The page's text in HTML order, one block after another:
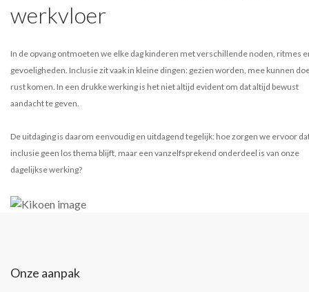
werkvloer
In de opvang ontmoeten we elke dag kinderen met verschillende noden, ritmes
gevoeligheden. Inclusie zit vaak in kleine dingen: gezien worden, mee kunnen
rust komen. In een drukke werking is het niet altijd evident om dat altijd bewust
aandacht te geven.
De uitdaging is daarom eenvoudig en uitdagend tegelijk: hoe zorgen we ervoor
inclusie geen los thema blijft, maar een vanzelfsprekend onderdeel is van onze
dagelijkse werking?
Onze aanpak